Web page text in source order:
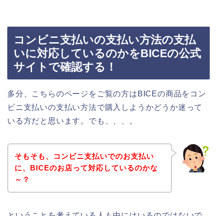
コンビニ支払いの支払い方法の支払
いに対応しているのかをBICEの公式
サイトで確認する！
多分、こちらのページをご覧の方はBICEの商品をコン
ビニ支払いの支払い方法で購入しようかどうか迷って
いる方だと思います。でも、、、。
そもそも、コンビニ支払いでのお支払い
に、BICEのお店って対応しているのかな
～？